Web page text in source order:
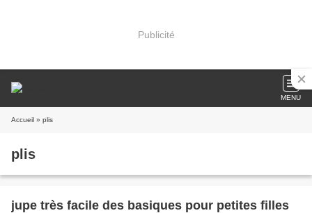
Publicité
MENU
Accueil » plis
plis
jupe très facile des basiques pour petites filles